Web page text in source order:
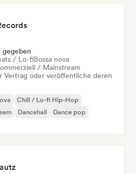
gegeben
/ Lo-fiBossa nova
/ Mainstream
Vertrag oder veröffentliche deren
Chill / Lo-fi Hip-Hop
Dancehall
Dance pop